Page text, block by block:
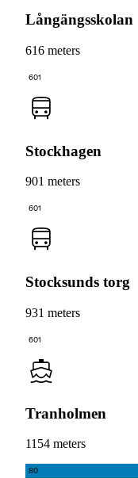
Långängsskolan
616 meters
601
Stockhagen
901 meters
601
Stocksunds torg
931 meters
601
Tranholmen
1154 meters
80